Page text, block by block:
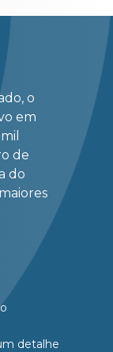
o
em
de
do
detalhe